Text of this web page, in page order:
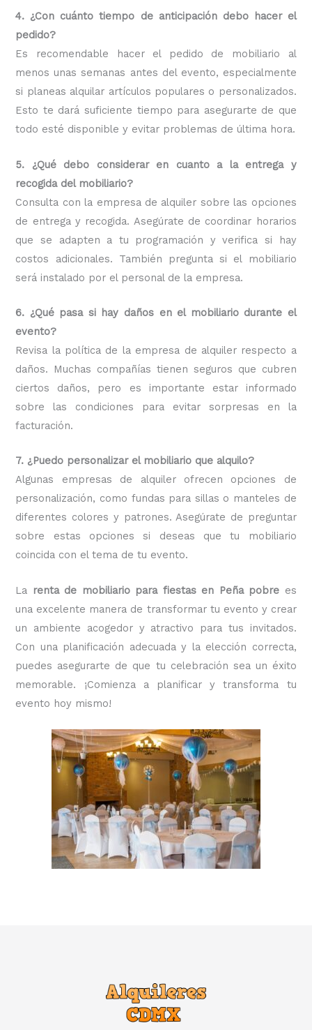
4. ¿Con cuánto tiempo de anticipación debo hacer el
pedido?
Es recomendable hacer el pedido de mobiliario al
menos unas semanas antes del evento, especialmente
si planeas alquilar artículos populares o personalizados.
Esto te dará suficiente tiempo para asegurarte de que
todo esté disponible y evitar problemas de última hora.
5. ¿Qué debo considerar en cuanto a la entrega y
recogida del mobiliario?
Consulta con la empresa de alquiler sobre las opciones
de entrega y recogida. Asegúrate de coordinar horarios
que se adapten a tu programación y verifica si hay
costos adicionales. También pregunta si el mobiliario
será instalado por el personal de la empresa.
6. ¿Qué pasa si hay daños en el mobiliario durante el
evento?
Revisa la política de la empresa de alquiler respecto a
daños. Muchas compañías tienen seguros que cubren
ciertos daños, pero es importante estar informado
sobre las condiciones para evitar sorpresas en la
facturación.
7. ¿Puedo personalizar el mobiliario que alquilo?
Algunas empresas de alquiler ofrecen opciones de
personalización, como fundas para sillas o manteles de
diferentes colores y patrones. Asegúrate de preguntar
sobre estas opciones si deseas que tu mobiliario
coincida con el tema de tu evento.
La renta de mobiliario para fiestas en Peña pobre es
una excelente manera de transformar tu evento y crear
un ambiente acogedor y atractivo para tus invitados.
Con una planificación adecuada y la elección correcta,
puedes asegurarte de que tu celebración sea un éxito
memorable. ¡Comienza a planificar y transforma tu
evento hoy mismo!